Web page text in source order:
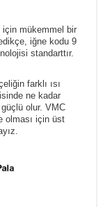
mükemmel bir
iğne kodu 9
standarttır.
farklı ısı
ne kadar
olur. VMC
olması için üst